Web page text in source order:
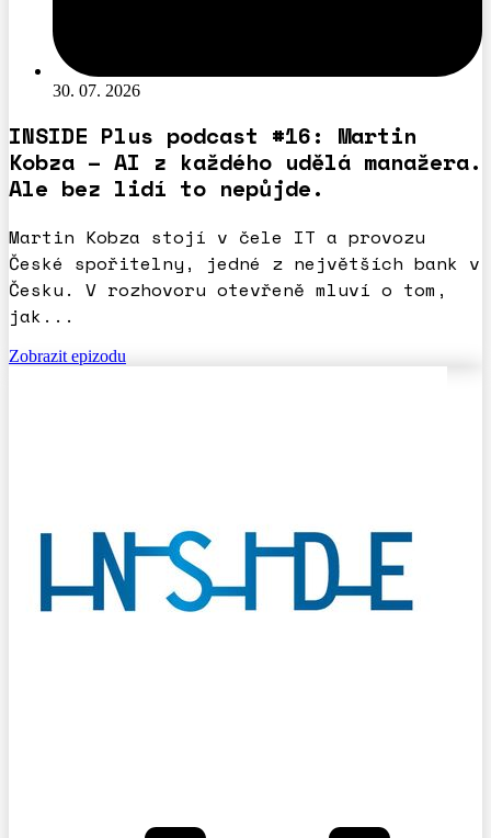
30. 07. 2026
INSIDE Plus podcast #16: Martin
Kobza – AI z každého udělá manažera.
Ale bez lidí to nepůjde.
Martin Kobza stojí v čele IT a provozu
České spořitelny, jedné z největších bank v
Česku. V rozhovoru otevřeně mluví o tom,
jak...
Zobrazit epizodu